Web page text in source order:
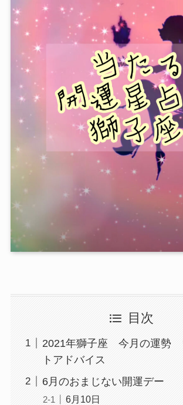
目次
2021年獅子座 今月の運勢
トアドバイス
6月のおまじない開運デー
6月10日